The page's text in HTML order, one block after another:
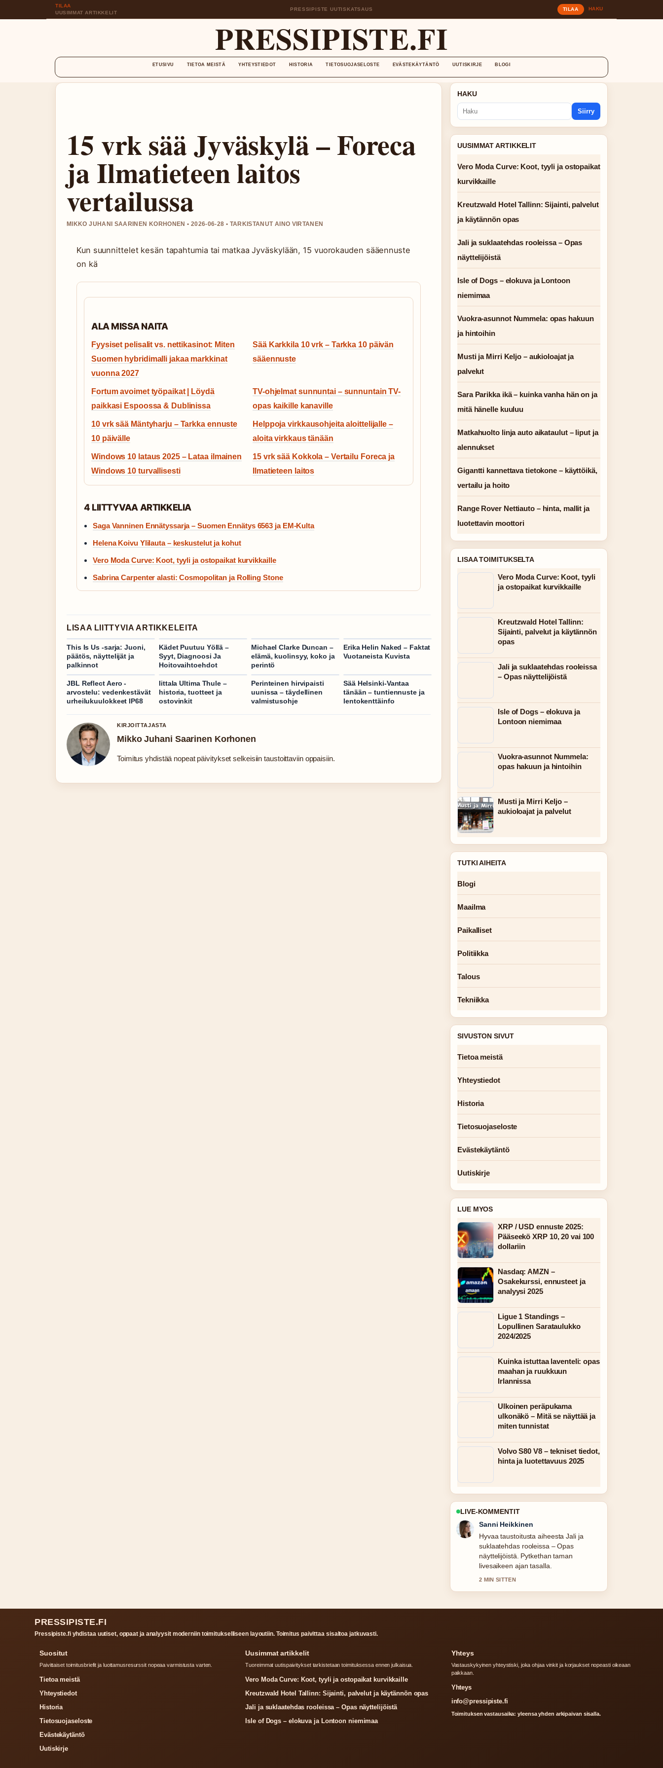
TILAA
UUSIMMAT ARTIKKELIT
PRESSIPISTE UUTISKATSAUS TILAA HAKU
PRESSIPISTE.FI
ETUSIVU TIETOA MEISTÄ YHTEYSTIEDOT HISTORIA TIETOSUOJASELOSTE EVÄSTEKÄYTÄNTÖ UUTISKIRJE BLOGI
15 vrk sää Jyväskylä – Foreca
ja Ilmatieteen laitos
vertailussa
MIKKO JUHANI SAARINEN KORHONEN • 2026-06-28 • TARKISTANUT AINO VIRTANEN
Kun suunnittelet kesän tapahtumia tai matkaa Jyväskylään, 15 vuorokauden sääennuste
on kä
ALA MISSA NAITA
Fyysiset pelisalit vs. nettikasinot: Miten
Suomen hybridimalli jakaa markkinat
vuonna 2027
Sää Karkkila 10 vrk – Tarkka 10 päivän
sääennuste
Fortum avoimet työpaikat | Löydä
paikkasi Espoossa & Dublinissa
TV-ohjelmat sunnuntai – sunnuntain TV-
opas kaikille kanaville
10 vrk sää Mäntyharju – Tarkka ennuste
10 päivälle
Helppoja virkkausohjeita aloittelijalle –
aloita virkkaus tänään
Windows 10 lataus 2025 – Lataa ilmainen
Windows 10 turvallisesti
15 vrk sää Kokkola – Vertailu Foreca ja
Ilmatieteen laitos
4 LIITTYVAA ARTIKKELIA
Saga Vanninen Ennätyssarja – Suomen Ennätys 6563 ja EM-Kulta
Helena Koivu Ylilauta – keskustelut ja kohut
Vero Moda Curve: Koot, tyyli ja ostopaikat kurvikkaille
Sabrina Carpenter alasti: Cosmopolitan ja Rolling Stone
LISAA LIITTYVIA ARTIKKELEITA
This Is Us -sarja: Juoni,
päätös, näyttelijät ja
palkinnot
Kädet Puutuu Yöllä –
Syyt, Diagnoosi Ja
Hoitovaihtoehdot
Michael Clarke Duncan –
elämä, kuolinsyy, koko ja
perintö
Erika Helin Naked – Faktat
Vuotaneista Kuvista
JBL Reflect Aero -
arvostelu: vedenkestävät
urheilukuulokkeet IP68
Iittala Ultima Thule –
historia, tuotteet ja
ostovinkit
Perinteinen hirvipaisti
uunissa – täydellinen
valmistusohje
Sää Helsinki-Vantaa
tänään – tuntiennuste ja
lentokenttäinfo
KIRJOITTAJASTA
Mikko Juhani Saarinen Korhonen
Toimitus yhdistää nopeat päivitykset selkeisiin taustoittaviin oppaisiin.
HAKU
Siirry
UUSIMMAT ARTIKKELIT
Vero Moda Curve: Koot, tyyli ja ostopaikat
kurvikkaille
Kreutzwald Hotel Tallinn: Sijainti, palvelut
ja käytännön opas
Jali ja suklaatehdas rooleissa – Opas
näyttelijöistä
Isle of Dogs – elokuva ja Lontoon
niemimaa
Vuokra-asunnot Nummela: opas hakuun
ja hintoihin
Musti ja Mirri Keljo – aukioloajat ja
palvelut
Sara Parikka ikä – kuinka vanha hän on ja
mitä hänelle kuuluu
Matkahuolto linja auto aikataulut – liput ja
alennukset
Gigantti kannettava tietokone – käyttöikä,
vertailu ja hoito
Range Rover Nettiauto – hinta, mallit ja
luotettavin moottori
LISAA TOIMITUKSELTA
Vero Moda Curve: Koot, tyyli
ja ostopaikat kurvikkaille
Kreutzwald Hotel Tallinn:
Sijainti, palvelut ja käytännön
opas
Jali ja suklaatehdas rooleissa
– Opas näyttelijöistä
Isle of Dogs – elokuva ja
Lontoon niemimaa
Vuokra-asunnot Nummela:
opas hakuun ja hintoihin
Musti ja Mirri Keljo –
aukioloajat ja palvelut
TUTKI AIHEITA
Blogi
Maailma
Paikalliset
Politiikka
Talous
Tekniikka
SIVUSTON SIVUT
Tietoa meistä
Yhteystiedot
Historia
Tietosuojaseloste
Evästekäytäntö
Uutiskirje
LUE MYOS
XRP / USD ennuste 2025:
Pääseekö XRP 10, 20 vai 100
dollariin
Nasdaq: AMZN –
Osakekurssi, ennusteet ja
analyysi 2025
Ligue 1 Standings –
Lopullinen Sarataulukko
2024/2025
Kuinka istuttaa laventeli: opas
maahan ja ruukkuun
Irlannissa
Ulkoinen peräpukama
ulkonäkö – Mitä se näyttää ja
miten tunnistat
Volvo S80 V8 – tekniset tiedot,
hinta ja luotettavuus 2025
LIVE-KOMMENTIT
Mikael Laine
Raportointi Vero Moda Curve: Koot,
tyyli ja ostopaikat...-aiheesta tuntuu
luotettavalta ja helppolukuiselta.
4 MIN SITTEN
Pressipiste.fi yhdistaa uutiset, oppaat ja analyysit moderniin toimitukselliseen layoutiin. Toimitus paivittaa sisaltoa jatkuvasti.
Paivittaiset toimitusbriefit ja luottamusresurssit nopeaa varmistusta varten.
Historia
Evästekäytäntö
Uutiskirje
Tuoreimmat uutispaivitykset tarkistetaan toimituksessa ennen julkaisua.
Kreutzwald Hotel Tallinn: Sijainti, palvelut ja käytännön opas
Jali ja suklaatehdas rooleissa – Opas näyttelijöistä
Isle of Dogs – elokuva ja Lontoon niemimaa
Vastauskykyinen yhteystiski, joka ohjaa vinkit ja korjaukset nopeasti oikeaan
paikkaan.
info@pressipiste.fi
Toimituksen vastausaika: yleensa yhden arkipaivan sisalla.